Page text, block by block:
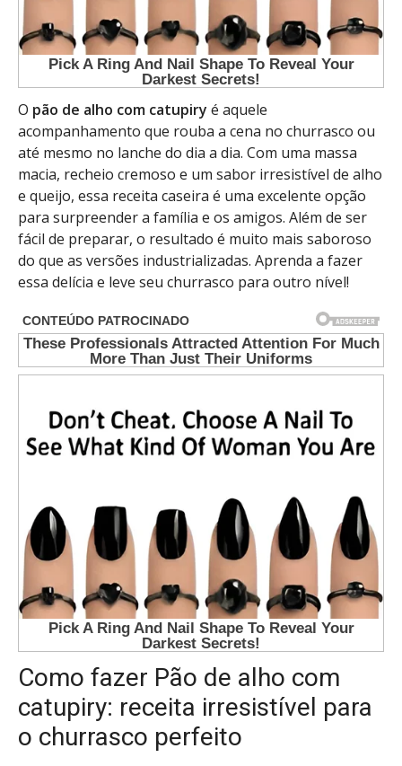
O pão de alho com catupiry é aquele
acompanhamento que rouba a cena no churrasco ou
até mesmo no lanche do dia a dia. Com uma massa
macia, recheio cremoso e um sabor irresistível de alho
e queijo, essa receita caseira é uma excelente opção
para surpreender a família e os amigos. Além de ser
fácil de preparar, o resultado é muito mais saboroso
do que as versões industrializadas. Aprenda a fazer
essa delícia e leve seu churrasco para outro nível!
Como fazer Pão de alho com
catupiry: receita irresistível para
o churrasco perfeito